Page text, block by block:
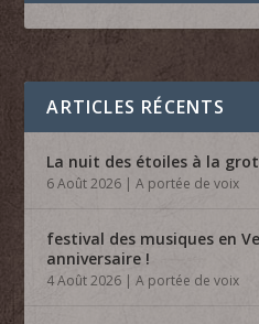
ARTICLES RÉCENTS
La nuit des étoiles à la
6 Août 2026 |A portée de voix
festival des musiques en
anniversaire !
4 Août 2026 |A portée de voix